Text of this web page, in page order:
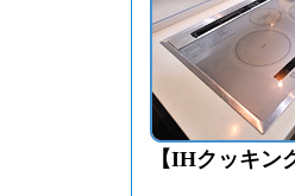
【IHクッキン